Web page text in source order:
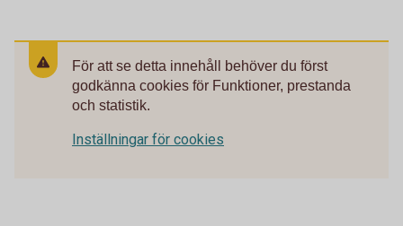
För att se detta innehåll behöver du först
godkänna cookies för Funktioner, prestanda
och statistik.
Inställningar för cookies